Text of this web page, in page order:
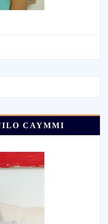
CAYMMI